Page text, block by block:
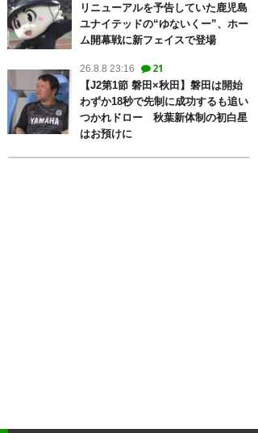
リニューアルを予告していた鹿児島
ユナイテッドの“ゆないくー”、ホー
ム開幕戦に新フェイスで登場
26.8.8 23:16 21
【J2第1節 磐田×秋田】磐田は開始
わずか18秒で先制に成功するも追い
つかれドロー 秋葉新体制の初白星
はお預けに